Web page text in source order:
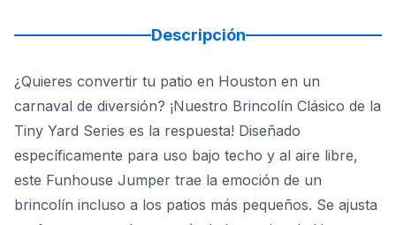
Descripción
¿Quieres convertir tu patio en Houston en un
carnaval de diversión? ¡Nuestro Brincolín Clásico de la
Tiny Yard Series es la respuesta! Diseñado
específicamente para uso bajo techo y al aire libre,
este Funhouse Jumper trae la emoción de un
brincolín incluso a los patios más pequeños. Se ajusta